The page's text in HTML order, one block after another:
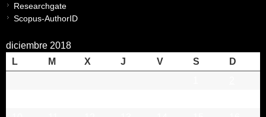
Researchgate
Scopus-AuthorID
diciembre 2018
L
M X J V S
D